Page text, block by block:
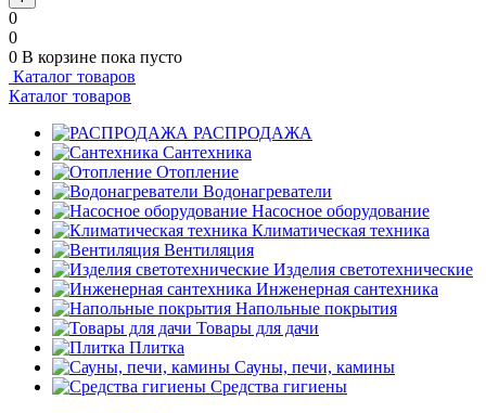
0
0
0 В корзине пока пусто
Каталог товаров
Каталог товаров
РАСПРОДАЖА
Сантехника
Отопление
Водонагреватели
Насосное оборудование
Климатическая техника
Вентиляция
Изделия светотехнические
Инженерная сантехника
Напольные покрытия
Товары для дачи
Плитка
Сауны, печи, камины
Средства гигиены